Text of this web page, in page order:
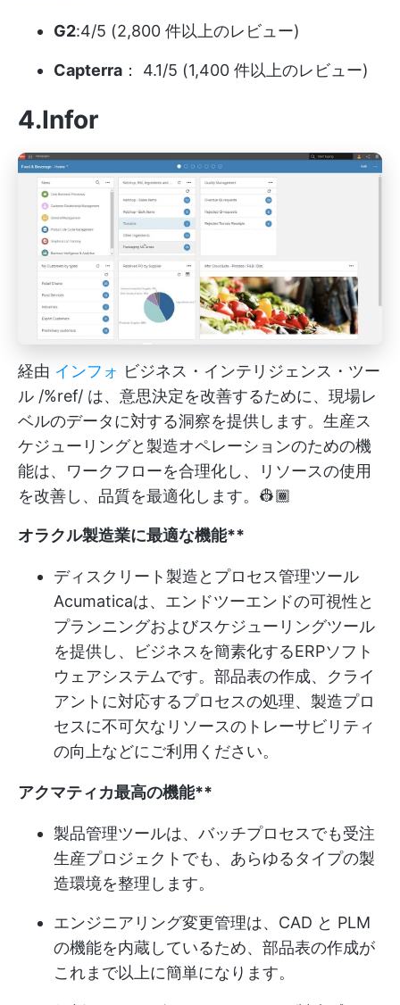
G2:4/5 (2,800 件以上のレビュー)
Capterra ： 4.1/5 (1,400 件以上のレビュー)
4.Infor
経由 インフォ ビジネス・インテリジェンス・ツー
ル /%ref/ は、意思決定を改善するために、現場レ
ベルのデータに対する洞察を提供します。生産ス
ケジューリングと製造オペレーションのための機
能は、ワークフローを合理化し、リソースの使用
を改善し、品質を最適化します。👷🏾
オラクル製造業に最適な機能**
ディスクリート製造と プロセス管理ツール
Acumaticaは、エンドツーエンドの可視性と
プランニングおよびスケジューリングツール
を提供し、ビジネスを簡素化するERPソフト
ウェアシステムです。部品表の作成、クライ
アントに対応するプロセスの処理、製造プロ
セスに不可欠なリソースのトレーサビリティ
の向上などにご利用ください。
アクマティカ最高の機能**
製品管理ツールは、バッチプロセスでも受注
生産プロジェクトでも、あらゆるタイプの製
造環境を整理します。
エンジニアリング変更管理は、CAD と PLM
の機能を内蔵しているため、部品表の作成が
これまで以上に簡単になります。